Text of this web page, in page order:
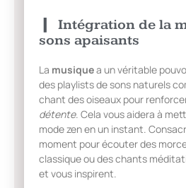
Intégration de la
sons apaisants
La musiquea un véritable
des playlists de sons naturels
chant des oiseaux pour
détente. Cela vous aidera à
mode zen en un instant.
moment pour écouter des
classique ou des chants
et vous inspirent.